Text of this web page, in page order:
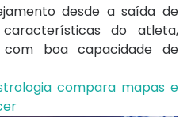
desde a saída de
do atleta,
boa capacidade de
compara mapas e